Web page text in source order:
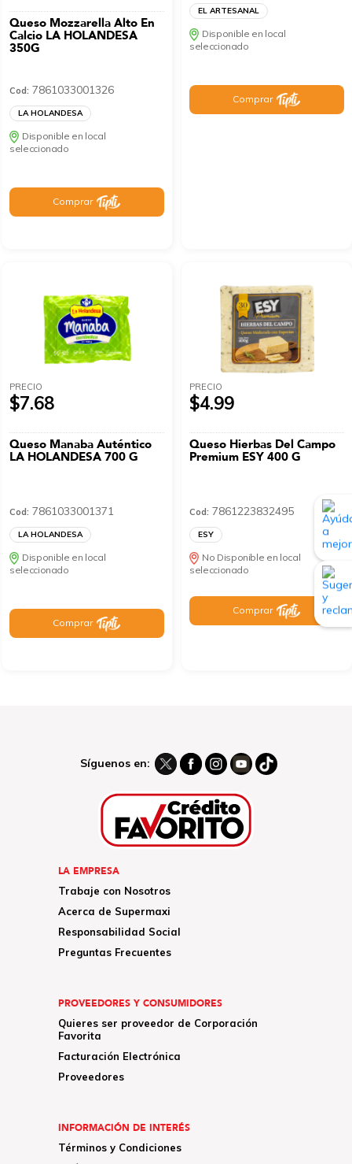
Queso Mozzarella Alto En
Calcio LA HOLANDESA
350G
Cod: 7861033001326
LA HOLANDESA
Disponible en local
seleccionado
Comprar
EL ARTESANAL
Disponible en local
seleccionado
Comprar
PRECIO
$7.68
Queso Manaba Auténtico
LA HOLANDESA 700 G
Cod: 7861033001371
LA HOLANDESA
Disponible en local
seleccionado
Comprar
PRECIO
$4.99
Queso Hierbas Del Campo
Premium ESY 400 G
Cod: 7861223832495
ESY
No Disponible en local
seleccionado
Comprar
Síguenos en:
LA EMPRESA
Trabaje con Nosotros
Acerca de Supermaxi
Responsabilidad Social
Preguntas Frecuentes
PROVEEDORES Y CONSUMIDORES
Quieres ser proveedor de Corporación
Favorita
Facturación Electrónica
Proveedores
INFORMACIÓN DE INTERÉS
Términos y Condiciones